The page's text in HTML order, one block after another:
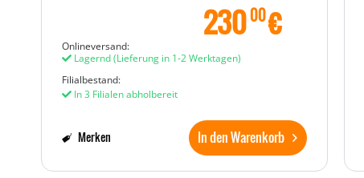
23000€
Onlineversand:
Lagernd(Lieferung in 1-2 Werktagen)
Filialbestand:
In 3 Filialen abholbereit
In den Warenkorb
Merken